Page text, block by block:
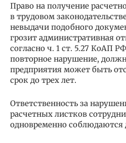
Право на получение
в трудовом
невыдачи подобного
грозит административная
согласно ч. 1 ст. 5.27 КоАП
повторное нарушение,
предприятия может быть
срок до трех лет.
Ответственность за
расчетных листков
одновременно соблюдаются